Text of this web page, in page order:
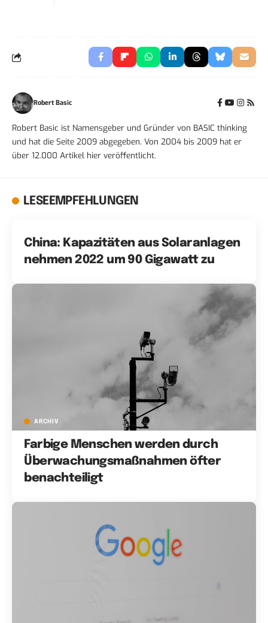
Robert Basic
Robert Basic ist Namensgeber und Gründer von BASIC thinking
und hat die Seite 2009 abgegeben. Von 2004 bis 2009 hat er
über 12.000 Artikel hier veröffentlicht.
LESEEMPFEHLUNGEN
China: Kapazitäten aus Solaranlagen
nehmen 2022 um 90 Gigawatt zu
ARCHIV
Farbige Menschen werden durch
Überwachungsmaßnahmen öfter
benachteiligt